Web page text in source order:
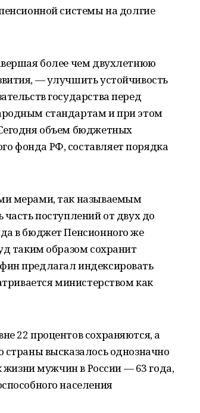
системы на долгие
более чем двухлетнюю
— улучшить устойчивость
государства перед
стандартам и при этом
объем бюджетных
фонда РФ, составляет порядка
мерами, так называемым
поступлений от двух до
в бюджет Пенсионного же
таким образом сохранит
предлагал индексировать
министерством как
22 процентов сохраняются, а
страны высказалось однозначно
жизни мужчин в России — 63 года,
населения